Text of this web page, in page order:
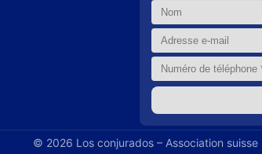
© 2026 Los conjurados – Association suisse |